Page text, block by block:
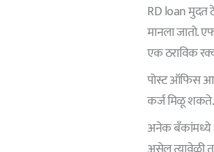
RD loan मुदत
मानला जातो.
एक ठराविक
पोस्ट ऑफिस
कर्ज मिळू शकते.
अनेक बँकांमध्ये